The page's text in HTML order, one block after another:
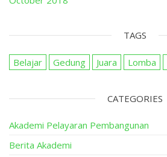
TAGS
Belajar Gedung Juara Lomba
CATEGORIES
Akademi Pelayaran Pembangunan
Berita Akademi